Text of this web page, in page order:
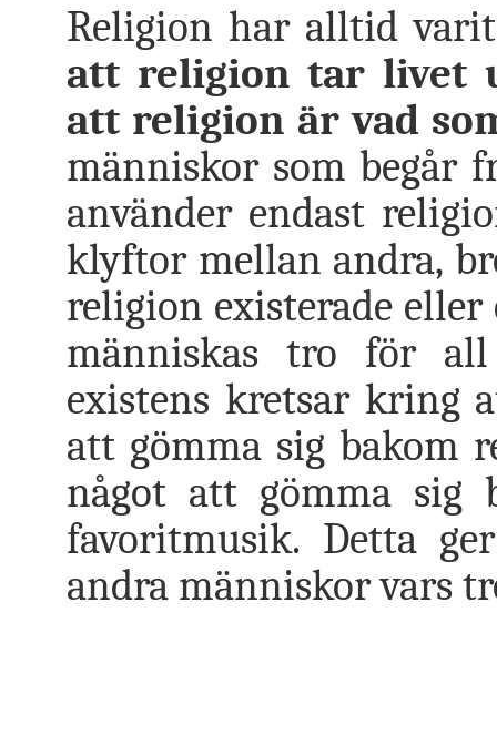
Religion har alltid
att religion tar livet
att religion är vad
människor som begår
använder endast
klyftor mellan andra,
religion existerade
människas tro för all
existens kretsar kring
att gömma sig bakom
något att gömma sig
favoritmusik. Detta
andra människor vars